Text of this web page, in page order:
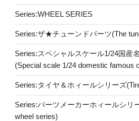
Series:WHEEL SERIES
Series:ザ★チューンドパーツ(The
Series:スペシャルスケール1/24国産
(Special scale 1/24 domestic famous
Series:タイヤ＆ホィールシリーズ
Series:パーツメーカーホィールシリ
wheel series)